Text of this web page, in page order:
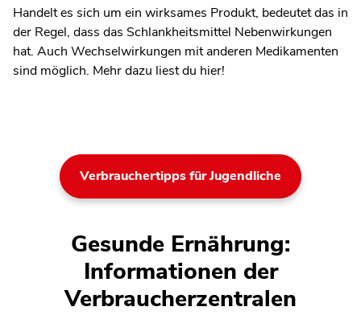
Handelt es sich um ein wirksames Produkt, bedeutet das in
der Regel, dass das Schlankheitsmittel Nebenwirkungen
hat. Auch Wechselwirkungen mit anderen Medikamenten
sind möglich. Mehr dazu liest du hier!
Verbrauchertipps für Jugendliche
Gesunde Ernährung:
Informationen der
Verbraucherzentralen